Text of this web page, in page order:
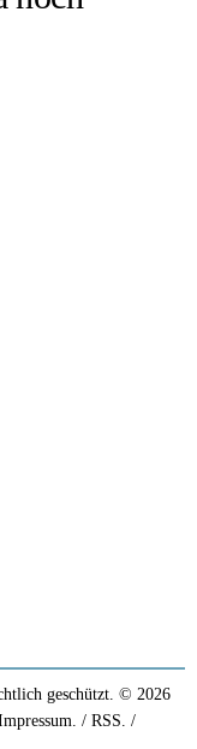
geschützt. © 2026
/ RSS. /